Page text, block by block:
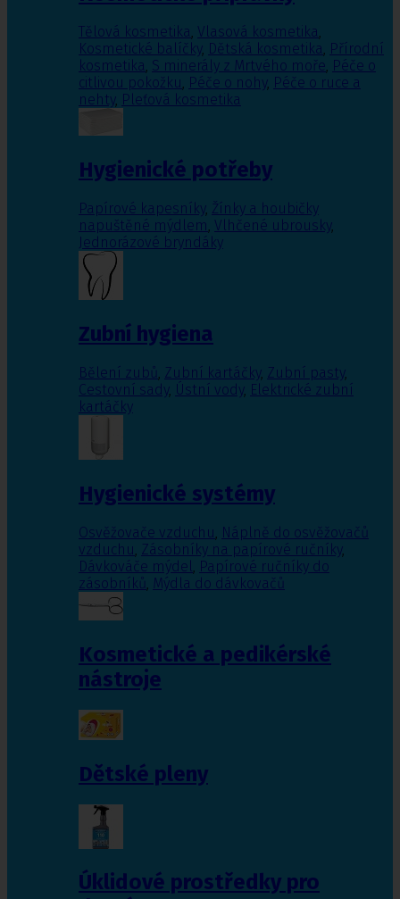
Tělová kosmetika, Vlasová kosmetika,
Kosmetické balíčky, Dětská kosmetika, Přírodní
kosmetika, S minerály z Mrtvého moře, Péče o
citlivou pokožku, Péče o nohy, Péče o ruce a
nehty, Pleťová kosmetika
Hygienické potřeby
Papírové kapesníky, Žínky a houbičky
napuštěné mýdlem, Vlhčené ubrousky,
Jednorázové bryndáky
Zubní hygiena
Bělení zubů, Zubní kartáčky, Zubní pasty,
Cestovní sady, Ústní vody, Elektrické zubní
kartáčky
Hygienické systémy
Osvěžovače vzduchu, Náplně do osvěžovačů
vzduchu, Zásobníky na papírové ručníky,
Dávkováče mýdel, Papírové ručníky do
zásobníků, Mýdla do dávkovačů
Kosmetické a pedikérské
nástroje
Dětské pleny
Úklidové prostředky pro